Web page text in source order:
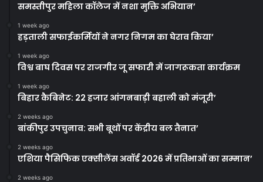
समस्तीपुर महिला कॉलेज में नशा मुक्ति अभियान’
1 week ago
हड़ताली सफाईकर्मियों ने नगर निगम का घेराव किया’
1 week ago
विश्व बाघ दिवस पर राजगीर जू सफारी में जागरूकता कार्यक्रम
1 week ago
बिहार कैबिनेट: 22 हजार आंगनबाड़ी बहाली को मंजूरी’
2 weeks ago
बांकीपुर उपचुनाव: सभी बूथों पर केंद्रीय बल तैनात’
2 weeks ago
एशिया पैसिफिक एक्सीलेंस अवॉर्ड 2026 में प्रतिभाओं का सम्मान’
2 weeks ago